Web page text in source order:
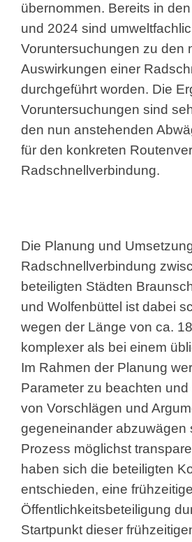
übernommen. Bereits in
und 2024 sind
Voruntersuchungen zu den
Auswirkungen einer
durchgeführt worden. Die
Voruntersuchungen sind
den nun anstehenden
für den konkreten
Radschnellverbindung.
Die Planung und
Radschnellverbindung
beteiligten Städten
und Wolfenbüttel ist dabei
wegen der Länge von ca.
komplexer als bei einem
Im Rahmen der Planung
Parameter zu beachten und
von Vorschlägen und
gegeneinander abzuwägen
Prozess möglichst
haben sich die beteiligten
entschieden, eine frühzeitige
Öffentlichkeitsbeteiligung
Startpunkt dieser